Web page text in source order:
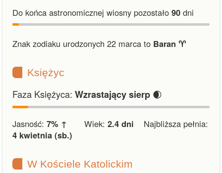
Do końca astronomicznej wiosny pozostało 90 dni
Znak zodiaku urodzonych 22 marca to Baran ♈︎
Księżyc
Faza Księżyca: Wzrastający sierp 🌒
Jasność: 7% ↑ Wiek: 2.4 dni Najbliższa pełnia:
4 kwietnia (sb.)
W Kościele Katolickim